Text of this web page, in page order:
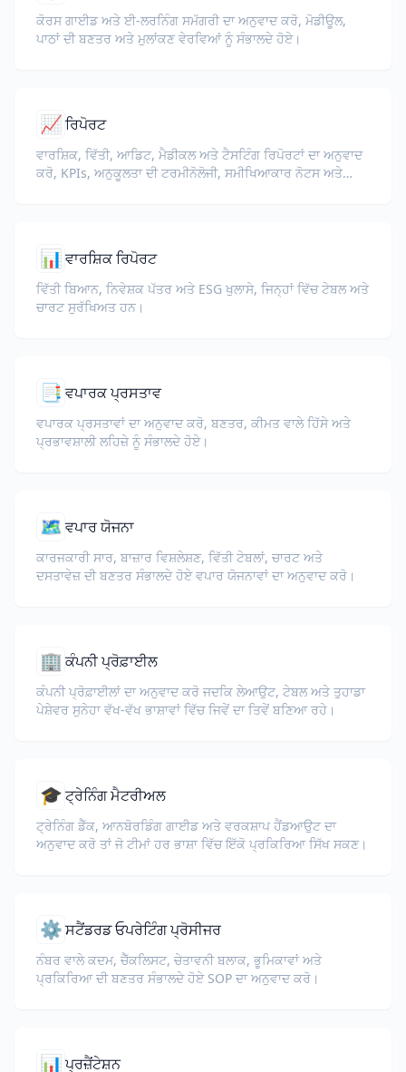
ਕੋਰਸ ਗਾਈਡ ਅਤੇ ਈ-ਲਰਨਿੰਗ ਸਮੱਗਰੀ ਦਾ ਅਨੁਵਾਦ ਕਰੋ, ਮੋਡੀਊਲ,
ਪਾਠਾਂ ਦੀ ਬਣਤਰ ਅਤੇ ਮੁਲਾਂਕਣ ਵੇਰਵਿਆਂ ਨੂੰ ਸੰਭਾਲਦੇ ਹੋਏ।
📈ਰਿਪੋਰਟ
ਵਾਰਸ਼ਿਕ, ਵਿੱਤੀ, ਆਡਿਟ, ਮੈਡੀਕਲ ਅਤੇ ਟੈਸਟਿੰਗ ਰਿਪੋਰਟਾਂ ਦਾ ਅਨੁਵਾਦ
ਕਰੋ, KPIs, ਅਨੁਕੂਲਤਾ ਦੀ ਟਰਮੀਨੋਲੋਜੀ, ਸਮੀਖਿਆਕਾਰ ਨੋਟਸ ਅਤੇ
📊 ਵਾਰਸ਼ਿਕ ਰਿਪੋਰਟ
ਵਿੱਤੀ ਬਿਆਨ, ਨਿਵੇਸ਼ਕ ਪੱਤਰ ਅਤੇ ESG ਖੁਲਾਸੇ, ਜਿਨ੍ਹਾਂ ਵਿੱਚ ਟੇਬਲ ਅਤੇ
ਚਾਰਟ ਸੁਰੱਖਿਅਤ ਹਨ।
📑 ਵਪਾਰਕ ਪ੍ਰਸਤਾਵ
ਵਪਾਰਕ ਪ੍ਰਸਤਾਵਾਂ ਦਾ ਅਨੁਵਾਦ ਕਰੋ, ਬਣਤਰ, ਕੀਮਤ ਵਾਲੇ ਹਿੱਸੇ ਅਤੇ
ਪ੍ਰਭਾਵਸ਼ਾਲੀ ਲਹਿਜ਼ੇ ਨੂੰ ਸੰਭਾਲਦੇ ਹੋਏ।
🗺️ ਵਪਾਰ ਯੋਜਨਾ
ਕਾਰਜਕਾਰੀ ਸਾਰ, ਬਾਜ਼ਾਰ ਵਿਸ਼ਲੇਸ਼ਣ, ਵਿੱਤੀ ਟੇਬਲਾਂ, ਚਾਰਟ ਅਤੇ
ਦਸਤਾਵੇਜ਼ ਦੀ ਬਣਤਰ ਸੰਭਾਲਦੇ ਹੋਏ ਵਪਾਰ ਯੋਜਨਾਵਾਂ ਦਾ ਅਨੁਵਾਦ ਕਰੋ।
🏢 ਕੰਪਨੀ ਪ੍ਰੋਫ਼ਾਈਲ
ਕੰਪਨੀ ਪ੍ਰੋਫ਼ਾਈਲਾਂ ਦਾ ਅਨੁਵਾਦ ਕਰੋ ਜਦਕਿ ਲੇਆਉਟ, ਟੇਬਲ ਅਤੇ ਤੁਹਾਡਾ
ਪੇਸ਼ੇਵਰ ਸੁਨੇਹਾ ਵੱਖ-ਵੱਖ ਭਾਸ਼ਾਵਾਂ ਵਿੱਚ ਜਿਵੇਂ ਦਾ ਤਿਵੇਂ ਬਣਿਆ ਰਹੇ।
🎓ਟ੍ਰੇਨਿੰਗ ਮੈਟਰੀਅਲ
ਟ੍ਰੇਨਿੰਗ ਡੈੱਕ, ਆਨਬੋਰਡਿੰਗ ਗਾਈਡ ਅਤੇ ਵਰਕਸ਼ਾਪ ਹੈਂਡਆਉਟ ਦਾ
ਅਨੁਵਾਦ ਕਰੋ ਤਾਂ ਜੋ ਟੀਮਾਂ ਹਰ ਭਾਸ਼ਾ ਵਿੱਚ ਇੱਕੋ ਪ੍ਰਕਿਰਿਆ ਸਿੱਖ ਸਕਣ।
⚙️ਸਟੈਂਡਰਡ ਓਪਰੇਟਿੰਗ ਪ੍ਰੋਸੀਜਰ
ਨੰਬਰ ਵਾਲੇ ਕਦਮ, ਚੈੱਕਲਿਸਟ, ਚੇਤਾਵਨੀ ਬਲਾਕ, ਭੂਮਿਕਾਵਾਂ ਅਤੇ
ਪ੍ਰਕਿਰਿਆ ਦੀ ਬਣਤਰ ਸੰਭਾਲਦੇ ਹੋਏ SOP ਦਾ ਅਨੁਵਾਦ ਕਰੋ।
📊 ਪ੍ਰਜ਼ੈਂਟੇਸ਼ਨ